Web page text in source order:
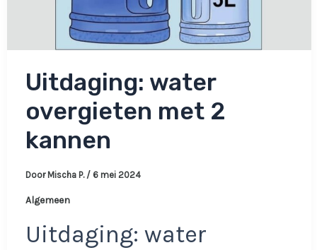
Uitdaging: water
overgieten met 2
kannen
Door Mischa P. / 6 mei 2024
Algemeen
Uitdaging: water